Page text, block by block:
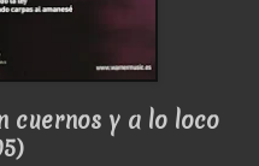
cuernos y a lo loco